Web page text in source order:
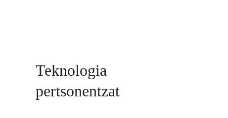
Teknologia
pertsonentzat